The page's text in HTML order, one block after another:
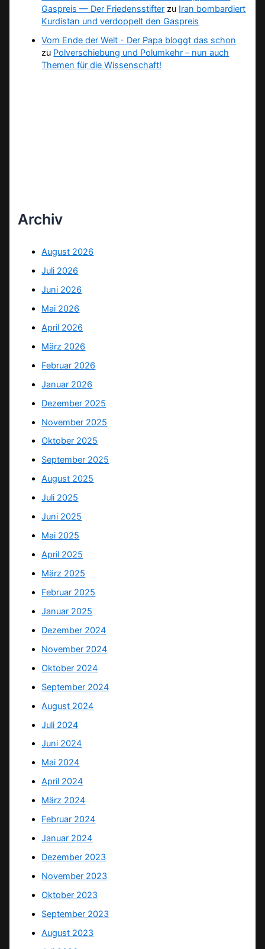
Gaspreis — Der Friedensstifter zu Iran bombardiert
Kurdistan und verdoppelt den Gaspreis
Vom Ende der Welt - Der Papa bloggt das schon
zu Polverschiebung und Polumkehr – nun auch
Themen für die Wissenschaft!
Archiv
August 2026
Juli 2026
Juni 2026
Mai 2026
April 2026
März 2026
Februar 2026
Januar 2026
Dezember 2025
November 2025
Oktober 2025
September 2025
August 2025
Juli 2025
Juni 2025
Mai 2025
April 2025
März 2025
Februar 2025
Januar 2025
Dezember 2024
November 2024
Oktober 2024
September 2024
August 2024
Juli 2024
Juni 2024
Mai 2024
April 2024
März 2024
Februar 2024
Januar 2024
Dezember 2023
November 2023
Oktober 2023
September 2023
August 2023